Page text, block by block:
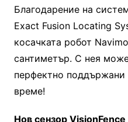
Благодарение на
Exact Fusion Locating
косачката робот
сантиметър. С нея
перфектно
време!
Нов сензор VisionFence